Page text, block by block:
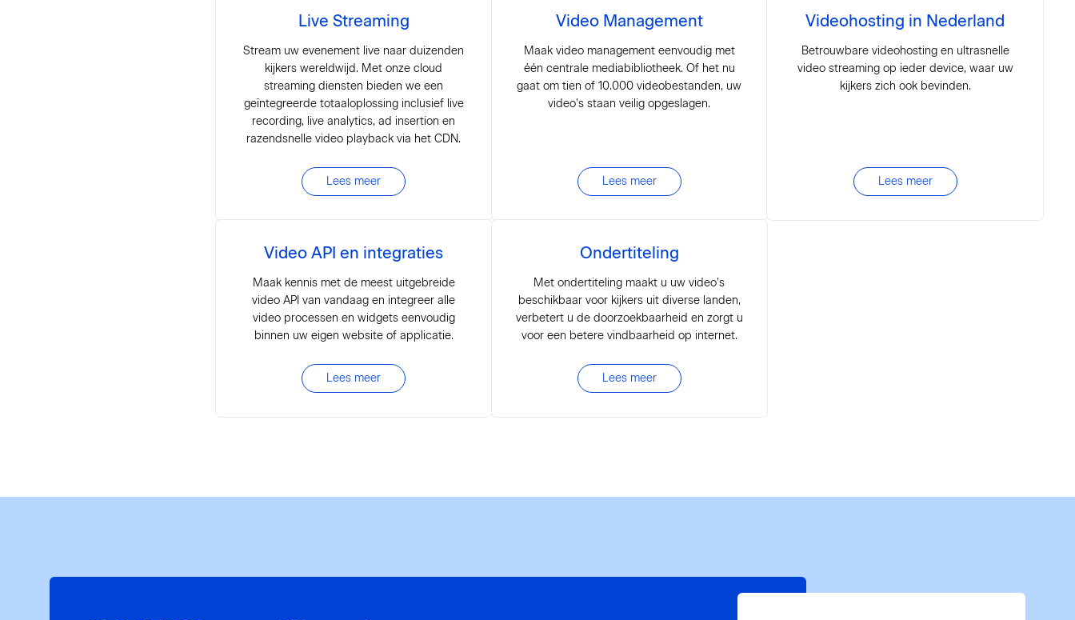
Live Streaming
Stream uw evenement live naar duizenden
kijkers wereldwijd. Met onze cloud
streaming diensten bieden we een
geïntegreerde totaaloplossing inclusief live
recording, live analytics, ad insertion en
razendsnelle video playback via het CDN.
Lees meer
Video Management
Maak video management eenvoudig met
één centrale mediabibliotheek. Of het nu
gaat om tien of 10.000 videobestanden, uw
video’s staan veilig opgeslagen.
Lees meer
Videohosting in Nederland
Betrouwbare videohosting en ultrasnelle
video streaming op ieder device, waar uw
kijkers zich ook bevinden.
Lees meer
Video API en integraties
Maak kennis met de meest uitgebreide
video API van vandaag en integreer alle
video processen en widgets eenvoudig
binnen uw eigen website of applicatie.
Lees meer
Ondertiteling
Met ondertiteling maakt u uw video’s
beschikbaar voor kijkers uit diverse landen,
verbetert u de doorzoekbaarheid en zorgt u
voor een betere vindbaarheid op internet.
Lees meer